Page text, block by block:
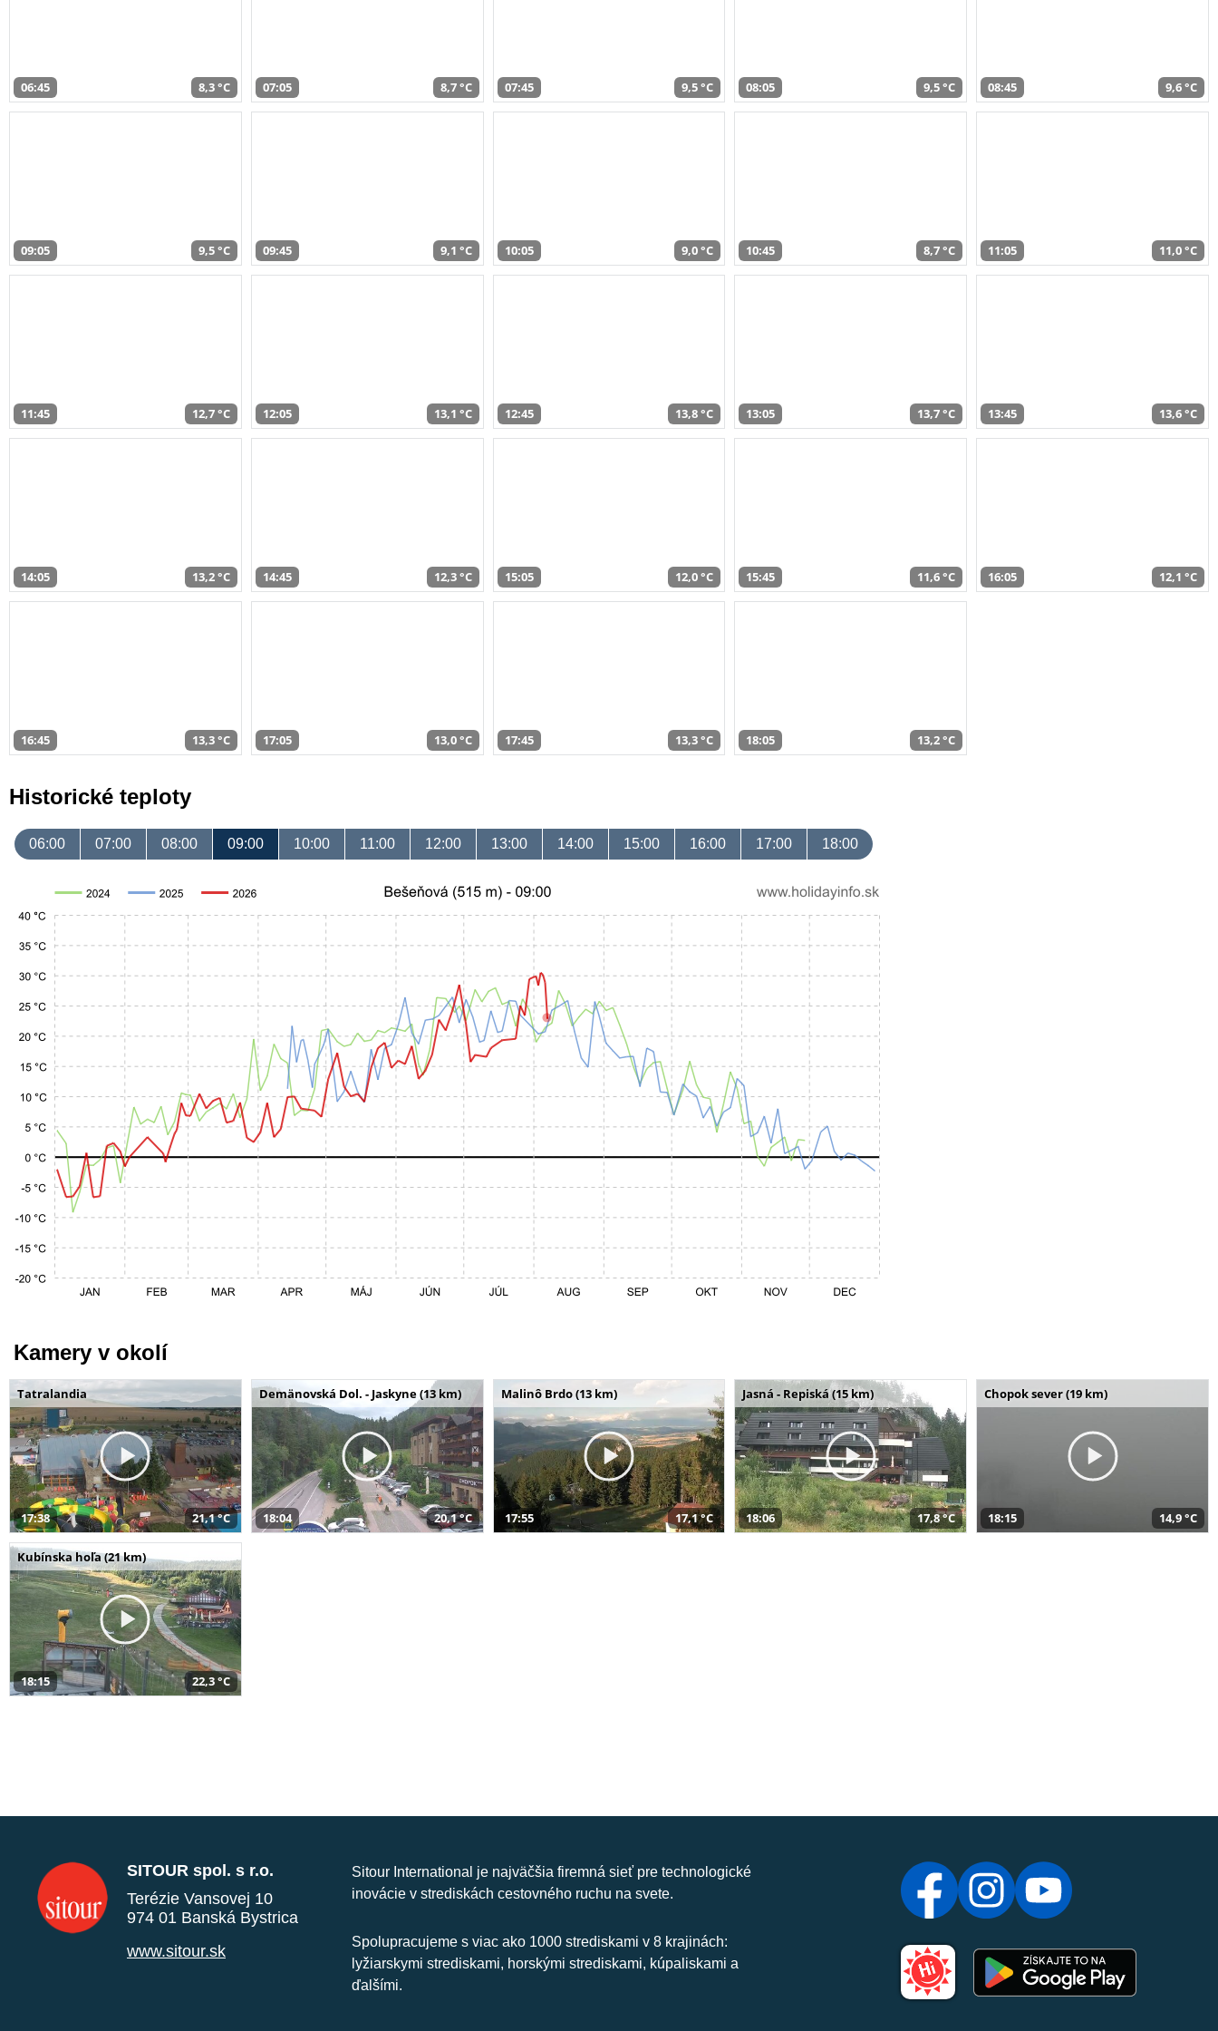
06:45 8,3 °C 07:05 8,7 °C 07:45 9,5 °C 08:05 9,5 °C 08:45 9,6 °C
09:05 9,5 °C 09:45 9,1 °C 10:05 9,0 °C 10:45 8,7 °C 11:05 11,0 °C
11:45 12,7 °C 12:05 13,1 °C 12:45 13,8 °C 13:05 13,7 °C 13:45 13,6 °C
14:05 13,2 °C 14:45 12,3 °C 15:05 12,0 °C 15:45 11,6 °C 16:05 12,1 °C
16:45 13,3 °C 17:05 13,0 °C 17:45 13,3 °C 18:05 13,2 °C
Historické teploty
06:00 07:00 08:00 09:00 10:00 11:00 12:00 13:00 14:00 15:00 16:00 17:00 18:00
Kamery v okolí
Tatralandia
17:38 21,1 °C
Demänovská Dol. - Jaskyne (13 km)
18:04 20,1 °C
Malinô Brdo (13 km)
17:55 17,1 °C
Jasná - Repiská (15 km)
18:06 17,8 °C
Chopok sever (19 km)
18:15 14,9 °C
Kubínska hoľa (21 km)
18:15 22,3 °C
SITOUR spol. s r.o.
Terézie Vansovej 10
974 01 Banská Bystrica
www.sitour.sk
Sitour International je najväčšia firemná sieť pre technologické
inovácie v strediskách cestovného ruchu na svete.
Spolupracujeme s viac ako 1000 strediskami v 8 krajinách:
lyžiarskymi strediskami, horskými strediskami, kúpaliskami a
ďalšími.